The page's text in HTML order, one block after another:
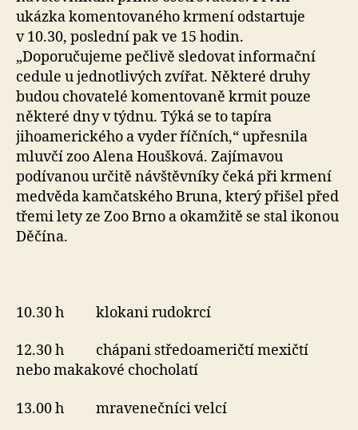
ukázka komentovaného krmení odstartuje
v 10.30, poslední pak ve 15 hodin.
„Doporučujeme pečlivě sledovat informační
cedule u jednotlivých zvířat. Některé druhy
budou chovatelé komentovaně krmit pouze
některé dny v týdnu. Týká se to tapíra
jihoamerického a vyder říčních,“ upřesnila
mluvčí zoo Alena Houšková. Zajímavou
podívanou určitě návštěvníky čeká při krmení
medvěda kamčatského Bruna, který přišel před
třemi lety ze Zoo Brno a okamžitě se stal ikonou
Děčína.
10.30 h klokani rudokrcí
12.30 h chápani středoameričtí mexičtí
nebo makakové chocholatí
13.00 h mravenečníci velcí